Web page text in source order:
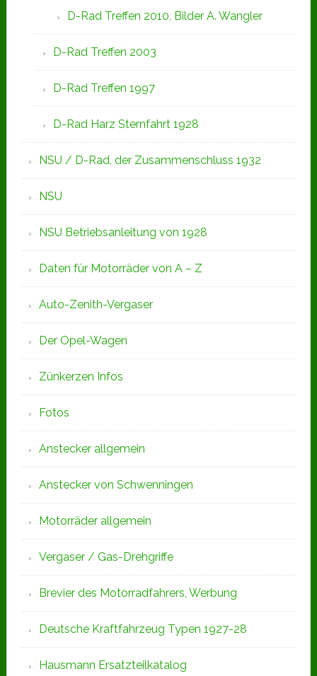
D-Rad Treffen 2010, Bilder A. Wangler
D-Rad Treffen 2003
D-Rad Treffen 1997
D-Rad Harz Sternfahrt 1928
NSU / D-Rad, der Zusammenschluss 1932
NSU
NSU Betriebsanleitung von 1928
Daten für Motorräder von A – Z
Auto-Zenith-Vergaser
Der Opel-Wagen
Zünkerzen Infos
Fotos
Anstecker allgemein
Anstecker von Schwenningen
Motorräder allgemein
Vergaser / Gas-Drehgriffe
Brevier des Motorradfahrers, Werbung
Deutsche Kraftfahrzeug Typen 1927-28
Hausmann Ersatzteilkatalog